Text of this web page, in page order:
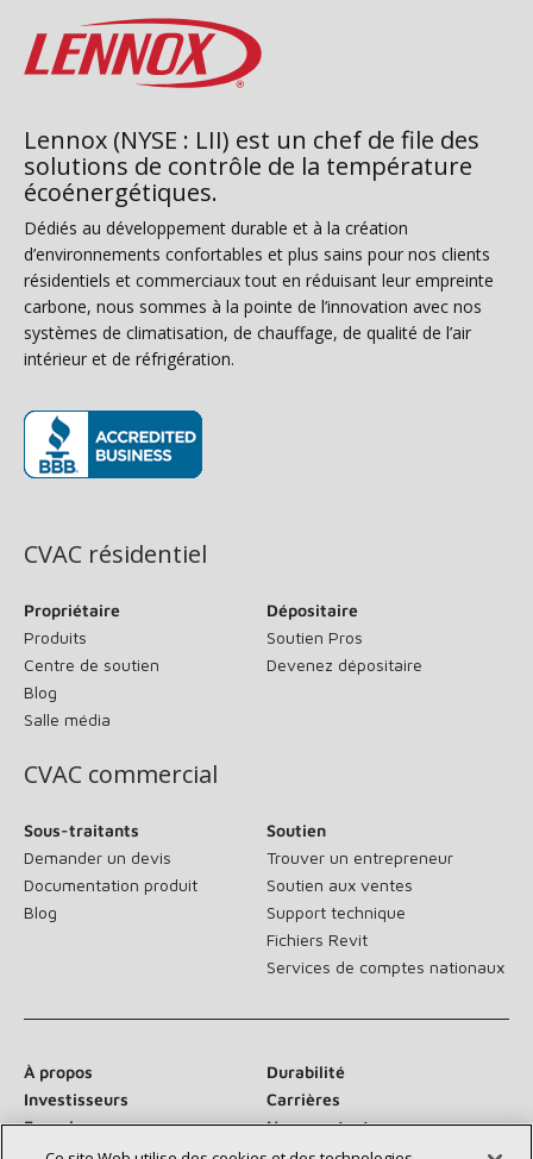
Lennox (NYSE : LII) est un chef de file des
solutions de contrôle de la température
écoénergétiques.
Dédiés au développement durable et à la création
d’environnements confortables et plus sains pour nos clients
résidentiels et commerciaux tout en réduisant leur empreinte
carbone, nous sommes à la pointe de l’innovation avec nos
systèmes de climatisation, de chauffage, de qualité de l’air
intérieur et de réfrigération.
CVAC résidentiel
Propriétaire
Produits
Centre de soutien
Blog
Salle média
Dépositaire
Soutien Pros
Devenez dépositaire
CVAC commercial
Sous-traitants
Demander un devis
Documentation produit
Blog
Soutien
Trouver un entrepreneur
Soutien aux ventes
Support technique
Fichiers Revit
Services de comptes nationaux
À propos
Durabilité
Investisseurs
Carrières
Fournisseurs
Nous contacter
Salle de presse